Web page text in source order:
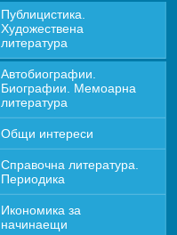
Публицистика.
Художествена
литература
Автобиографии.
Биографии. Мемоарна
литература
Общи интереси
Справочна литература.
Периодика
Икономика за
начинаещи